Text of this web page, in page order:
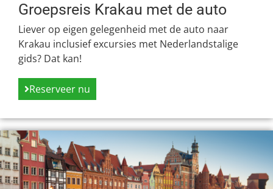
Groepsreis Krakau met de auto
Liever op eigen gelegenheid met de auto naar
Krakau inclusief excursies met Nederlandstalige
gids? Dat kan!
Reserveer nu